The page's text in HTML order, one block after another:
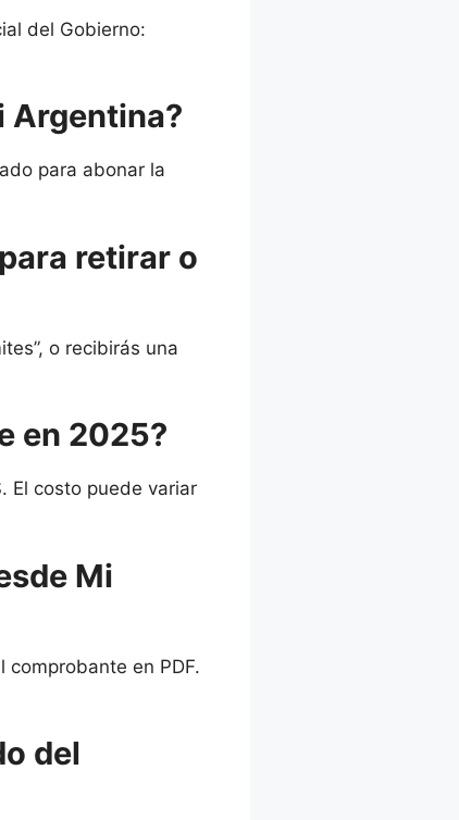
del Gobierno:
Argentina?
para abonar la
retirar o
o recibirás una
en 2025?
El costo puede variar
Mi
comprobante en PDF.
del